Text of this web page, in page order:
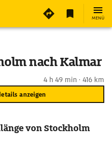
MENÜ
nach Kalmar
4 h 49 min · 416 km
anzeigen
von Stockholm